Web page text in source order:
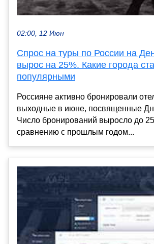
02:00, 12 Июн
Спрос на туры по России на
вырос на 25%. Какие города
популярными
Россияне активно бронировали
выходные в июне, посвященные
Число бронирований выросло до
сравнению с прошлым годом...